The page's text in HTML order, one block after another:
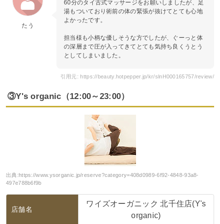
たう
60分のタイ古式マッサージをお願いしましたが、足
湯もついており術前の体の緊張が抜けてとても心地
よかったです。
担当様も小柄な優しそうな方でしたが、ぐーっと体
の深層まで圧が入ってきてとても気持ち良くうとう
としてしまいました。
引用元: https://beauty.hotpepper.jp/kr/slnH000165757/review/
③Y's organic（12:00～23:00）
出典:https://www.ysorganic.jp/reserve?category=408d0989-6f92-4848-93a8-
497e788b6f9b
店舗名
ワイズオーガニック 北千住店(Y's
organic)